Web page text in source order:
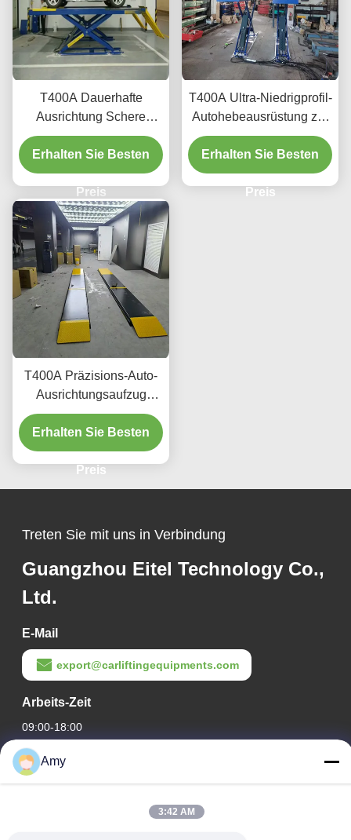
T400A Dauerhafte
Ausrichtung Schere
Heben 4000kg mit
glattem Heben
Erhalten Sie Besten
Preis
T400A Ultra-Niedrigprofil-
Autohebeausrüstung zur
Ausrichtung und Wartung
Erhalten Sie Besten
Preis
T400A Präzisions-Auto-
Ausrichtungsaufzug
380V/220V mit niedrigem
Profil
Erhalten Sie Besten
Preis
Treten Sie mit uns in Verbindung
Guangzhou Eitel Technology Co.,
Ltd.
E-Mail
export@carliftingequipments.com
Arbeits-Zeit
09:00-18:00
Unsere Adresse
106. Nationalstraße, Stadtteil Huadu, Stadt Guangzhou
Amy
3:42 AM